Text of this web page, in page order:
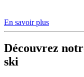
En savoir plus
Découvrez
ski